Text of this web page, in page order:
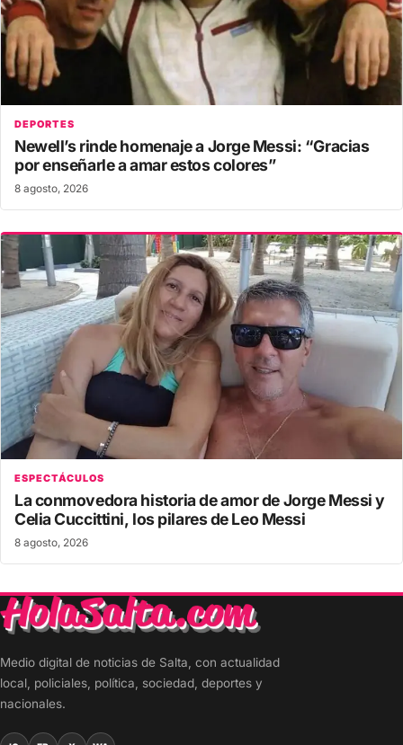
DEPORTES
Newell’s rinde homenaje a Jorge Messi: “Gracias
por enseñarle a amar estos colores”
8 agosto, 2026
ESPECTÁCULOS
La conmovedora historia de amor de Jorge Messi y
Celia Cuccittini, los pilares de Leo Messi
8 agosto, 2026
Medio digital de noticias de Salta, con actualidad
local, policiales, política, sociedad, deportes y
nacionales.